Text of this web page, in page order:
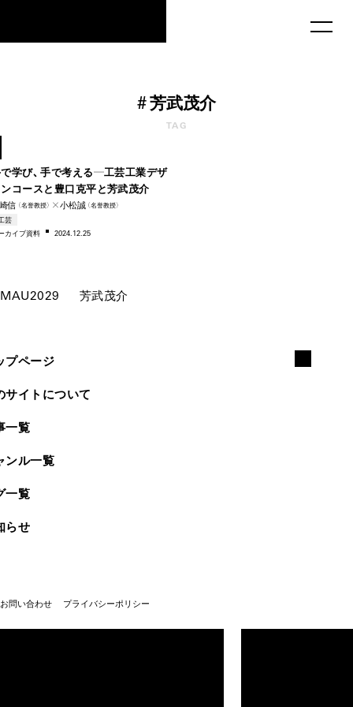
#芳武茂介
TAG
1960s
学び、手で考える―工芸工業デザ
コースと豊口克平と芳武茂介
信 （名誉教授） ✕小松誠 （名誉教授）
芸
カイブ資料 2024.12.25
MAU2029 芳武茂介
プページ
サイトについて
一覧
ンル一覧
一覧
らせ
お問い合わせ プライバシーポリシー